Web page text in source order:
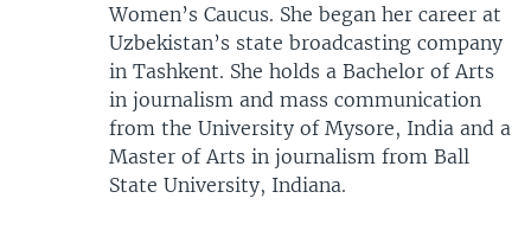
Women’s Caucus. She began her career at
Uzbekistan’s state broadcasting company
in Tashkent. She holds a Bachelor of Arts
in journalism and mass communication
from the University of Mysore, India and a
Master of Arts in journalism from Ball
State University, Indiana.